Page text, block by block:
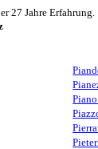
27 Jahre Erfahrung.